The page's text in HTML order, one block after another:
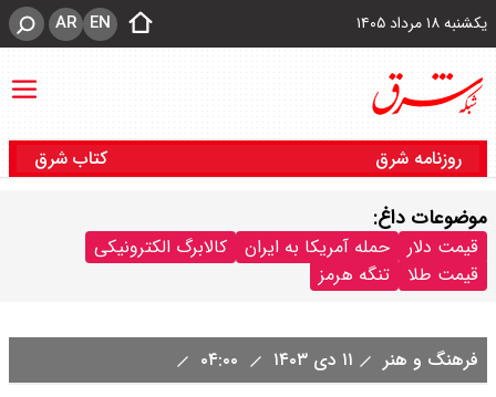
یکشنبه ۱۸ مرداد ۱۴۰۵ EN
AR
روزنامه شرق کتاب شرق
موضوعات داغ:
قیمت دلار حمله آمریکا به ایران
کالابرگ الکترونیکی
قیمت طلا
تنگه هرمز
فرهنگ و هنر ۱۱ دی ۱۴۰۳